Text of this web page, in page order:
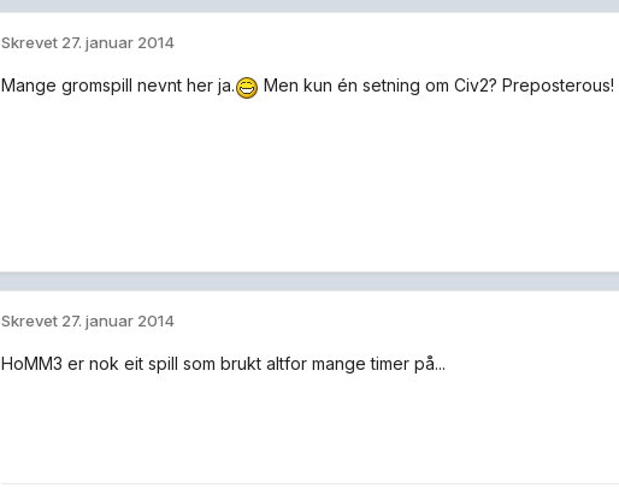
Skrevet 27. januar 2014
Mange gromspill nevnt her ja. Men kun én setning om Civ2? Preposterous!
Skrevet 27. januar 2014
HoMM3 er nok eit spill som brukt altfor mange timer på...